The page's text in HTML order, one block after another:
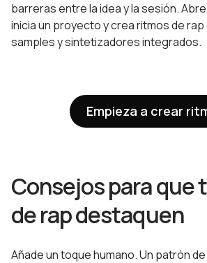
barreras entre la idea y la sesión.
inicia un proyecto y crea ritmos de
samples y sintetizadores integrados.
Empieza a crear
Consejos para que
de rap destaquen
Añade un toque humano. Un patrón